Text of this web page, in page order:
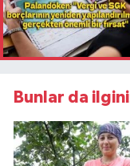
Bunlar da